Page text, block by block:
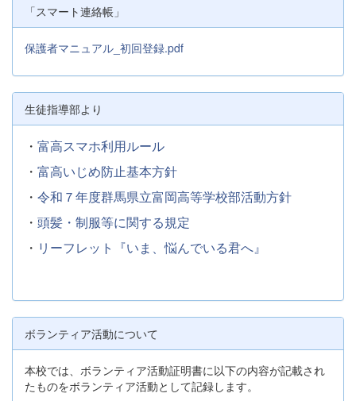
「スマート連絡帳」
保護者マニュアル_初回登録.pdf
生徒指導部より
・ 富高スマホ利用ルール
・ 富高いじめ防止基本方針
・ 令和７年度群馬県立富岡高等学校部活動方針
・ 頭髪・制服等に関する規定
・ リーフレット『いま、悩んでいる君へ』
ボランティア活動について
本校では、ボランティア活動証明書に以下の内容が記載され
たものをボランティア活動として記録します。